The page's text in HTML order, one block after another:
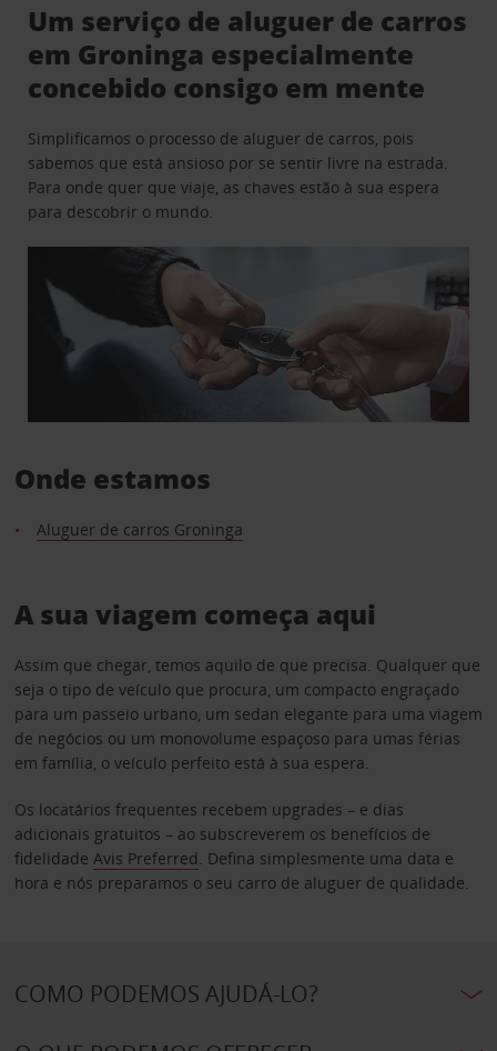
Um serviço de aluguer de carros
em Groninga especialmente
concebido consigo em mente
Simplificamos o processo de aluguer de carros, pois
sabemos que está ansioso por se sentir livre na estrada.
Para onde quer que viaje, as chaves estão à sua espera
para descobrir o mundo.
Onde estamos
Aluguer de carros Groninga
A sua viagem começa aqui
Assim que chegar, temos aquilo de que precisa. Qualquer que
seja o tipo de veículo que procura, um compacto engraçado
para um passeio urbano, um sedan elegante para uma viagem
de negócios ou um monovolume espaçoso para umas férias
em família, o veículo perfeito está à sua espera.
Os locatários frequentes recebem upgrades – e dias
adicionais gratuitos – ao subscreverem os benefícios de
fidelidade Avis Preferred. Defina simplesmente uma data e
hora e nós preparamos o seu carro de aluguer de qualidade.
COMO PODEMOS AJUDÁ-LO?